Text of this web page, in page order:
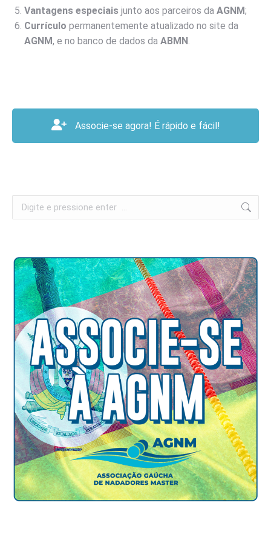
Vantagens especiais junto aos parceiros da AGNM;
Currículo permanentemente atualizado no site da
AGNM, e no banco de dados da ABMN
Associe-se agora! É rápido e fácil!
Search: